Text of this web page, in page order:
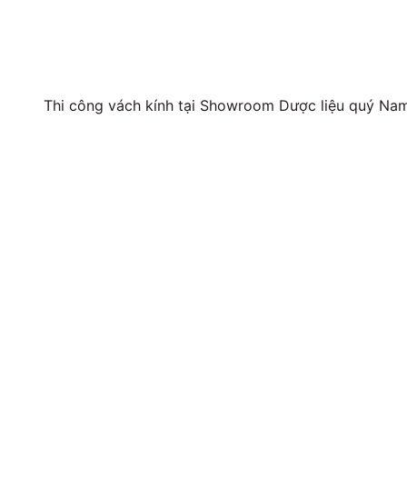
Thi công vách kính tại Showroom Dược liệu quý